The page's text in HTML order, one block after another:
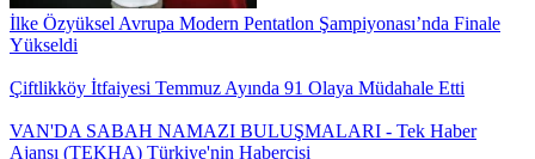
İlke Özyüksel Avrupa Modern Pentatlon Şampiyonası’nda Finale
Yükseldi
Çiftlikköy İtfaiyesi Temmuz Ayında 91 Olaya Müdahale Etti
VAN'DA SABAH NAMAZI BULUŞMALARI - Tek Haber
Ajansı (TEKHA) Türkiye'nin Habercisi